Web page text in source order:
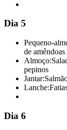
Dia 5
Pequeno-
de amêndoas
Almoço:
pepinos
Jantar:
Lanche:
Dia 6